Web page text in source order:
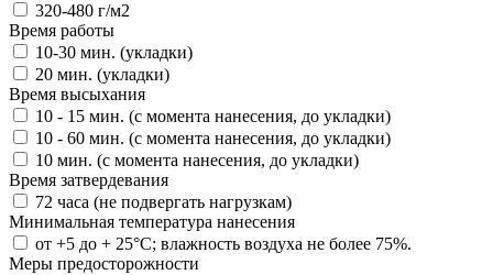
320-480 г/м2
Время работы
10-30 мин. (укладки)
20 мин. (укладки)
Время высыхания
10 - 15 мин. (с момента нанесения, до укладки)
10 - 60 мин. (с момента нанесения, до укладки)
10 мин. (с момента нанесения, до укладки)
Время затвердевания
72 часа (не подвергать нагрузкам)
Минимальная температура нанесения
от +5 до + 25°C; влажность воздуха не более 75%.
Меры предосторожности